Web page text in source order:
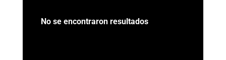
No se encontraron resultados